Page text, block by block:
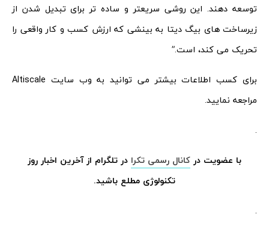
توسعه دهند. این روشی سریعتر و ساده تر برای تبدیل شدن از
زیرساخت های بیگ دیتا به بینشی که ارزش کسب و کار واقعی را
تحریک می کند، است.”
برای کسب اطلاعات بیشتر می توانید به وب سایت Altiscale
مراجعه نمایید.
.
با عضویت در کانال رسمی تکرا در تلگرام از آخرین اخبار روز
تکنولوژی مطلع باشید.
.